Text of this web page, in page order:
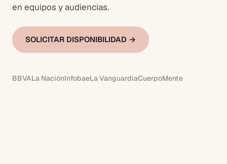
en equipos y audiencias.
SOLICITAR DISPONIBILIDAD →
BBVALa NaciónInfobaeLa VanguardiaCuerpoMente